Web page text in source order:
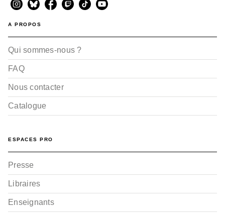
A PROPOS
Qui sommes-nous ?
FAQ
Nous contacter
Catalogue
ESPACES PRO
Presse
Libraires
Enseignants